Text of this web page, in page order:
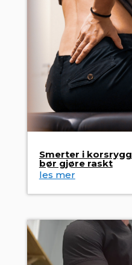
Smerter i
bør gjøre raskt
les mer